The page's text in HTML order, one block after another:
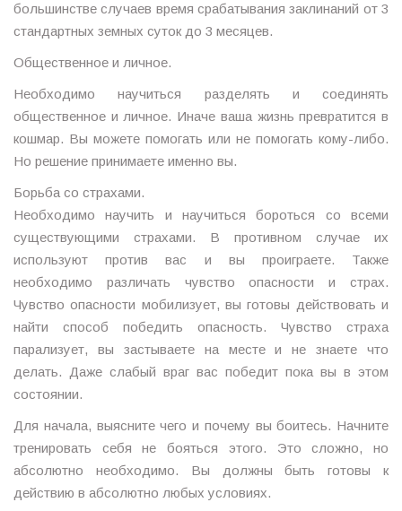
большинстве случаев время срабатывания заклинаний от 3
стандартных земных суток до 3 месяцев.
Общественное и личное.
Необходимо научиться разделять и соединять
общественное и личное. Иначе ваша жизнь превратится в
кошмар. Вы можете помогать или не помогать кому-либо.
Но решение принимаете именно вы.
Борьба со страхами.
Необходимо научить и научиться бороться со всеми
существующими страхами. В противном случае их
используют против вас и вы проиграете. Также
необходимо различать чувство опасности и страх.
Чувство опасности мобилизует, вы готовы действовать и
найти способ победить опасность. Чувство страха
парализует, вы застываете на месте и не знаете что
делать. Даже слабый враг вас победит пока вы в этом
состоянии.
Для начала, выясните чего и почему вы боитесь. Начните
тренировать себя не бояться этого. Это сложно, но
абсолютно необходимо. Вы должны быть готовы к
действию в абсолютно любых условиях.